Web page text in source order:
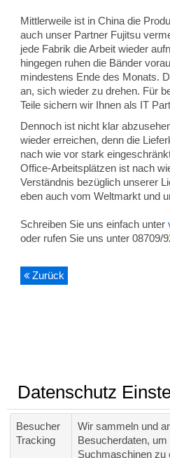
Mittlerweile ist in China die
auch unser Partner Fujitsu
jede Fabrik die Arbeit wieder
hingegen ruhen die Bänder
mindestens Ende des Monats.
an, sich wieder zu drehen. Für
Teile sichern wir Ihnen als IT
Dennoch ist nicht klar
wieder erreichen, denn die
nach wie vor stark
Office-Arbeitsplätzen ist nach
Verständnis bezüglich unserer
eben auch vom Weltmarkt und
Schreiben Sie uns einfach unter
oder rufen Sie uns unter 08709/
Zurück
Datenschutz
Besucher
Tracking
Wir sammeln und
Besucherdaten,
Suchmaschinen zu